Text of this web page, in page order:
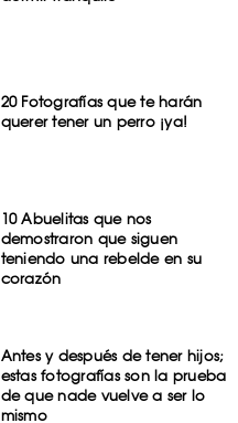
20 Fotografías que te harán
querer tener un perro ¡ya!
10 Abuelitas que nos
demostraron que siguen
teniendo una rebelde en su
corazón
Antes y después de tener hijos;
estas fotografías son la prueba
de que nade vuelve a ser lo
mismo